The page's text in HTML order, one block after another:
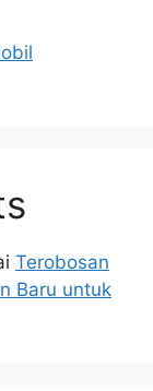
Terobosan
Baru untuk